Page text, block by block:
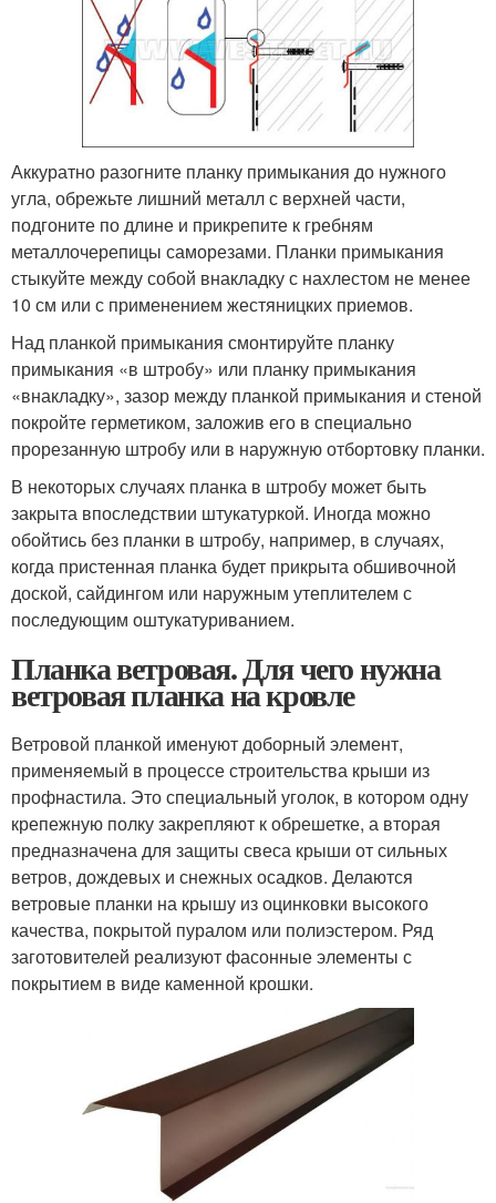
Аккуратно разогните планку примыкания до нужного
угла, обрежьте лишний металл с верхней части,
подгоните по длине и прикрепите к гребням
металлочерепицы саморезами. Планки примыкания
стыкуйте между собой внакладку с нахлестом не менее
10 см или с применением жестяницких приемов.
Над планкой примыкания смонтируйте планку
примыкания «в штробу» или планку примыкания
«внакладку», зазор между планкой примыкания и стеной
покройте герметиком, заложив его в специально
прорезанную штробу или в наружную отбортовку планки.
В некоторых случаях планка в штробу может быть
закрыта впоследствии штукатуркой. Иногда можно
обойтись без планки в штробу, например, в случаях,
когда пристенная планка будет прикрыта обшивочной
доской, сайдингом или наружным утеплителем с
последующим оштукатуриванием.
Планка ветровая. Для чего нужна
ветровая планка на кровле
Ветровой планкой именуют доборный элемент,
применяемый в процессе строительства крыши из
профнастила. Это специальный уголок, в котором одну
крепежную полку закрепляют к обрешетке, а вторая
предназначена для защиты свеса крыши от сильных
ветров, дождевых и снежных осадков. Делаются
ветровые планки на крышу из оцинковки высокого
качества, покрытой пуралом или полиэстером. Ряд
заготовителей реализуют фасонные элементы с
покрытием в виде каменной крошки.